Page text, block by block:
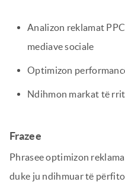
Analizon reklamat
mediave sociale
Optimizon
Ndihmon markat të
Frazee
Phrasee optimizon
duke ju ndihmuar të